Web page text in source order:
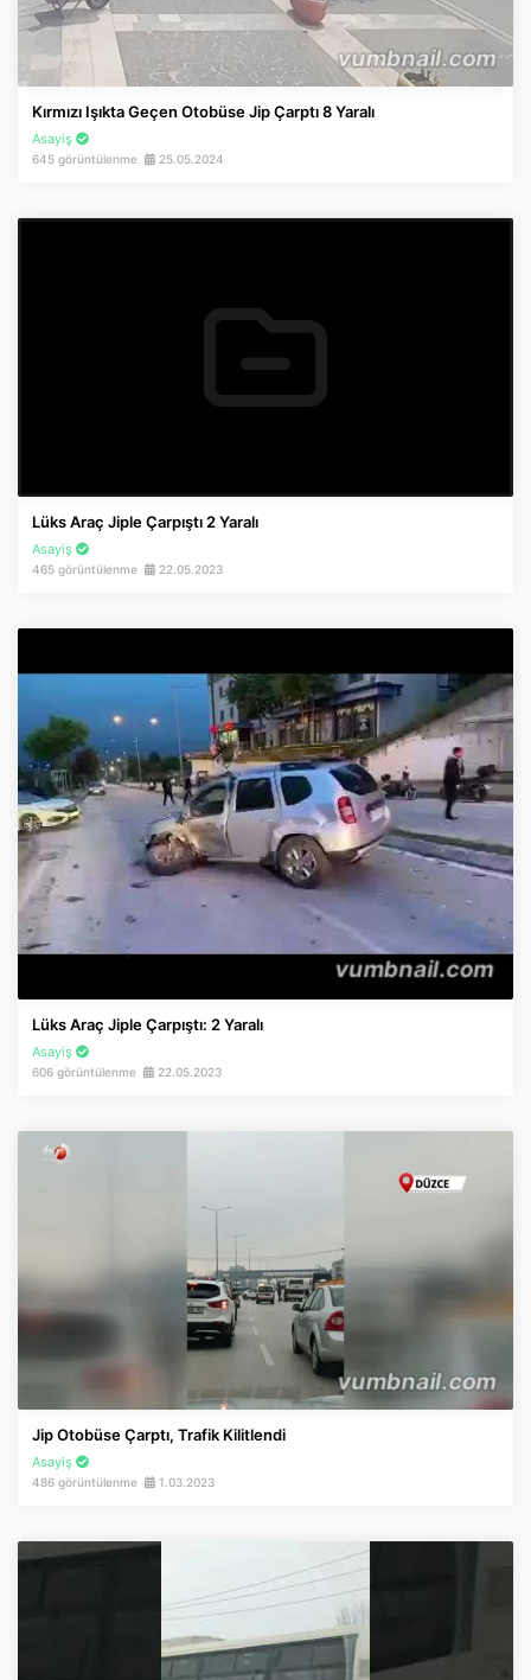
Kırmızı Işıkta Geçen Otobüse Jip Çarptı 8 Yaralı
Asayiş
645 görüntülenme 25.05.2024
Lüks Araç Jiple Çarpıştı 2 Yaralı
Asayiş
465 görüntülenme 22.05.2023
Lüks Araç Jiple Çarpıştı: 2 Yaralı
Asayiş
606 görüntülenme 22.05.2023
Jip Otobüse Çarptı, Trafik Kilitlendi
Asayiş
486 görüntülenme 1.03.2023